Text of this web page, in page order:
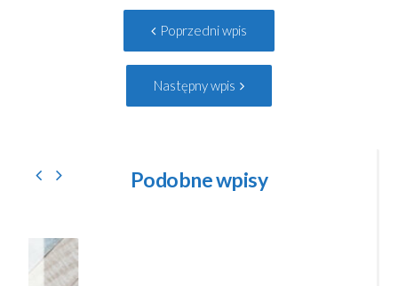
Poprzedni wpis
wpis:
Następny wpis
wpis:
Podobne wpisy